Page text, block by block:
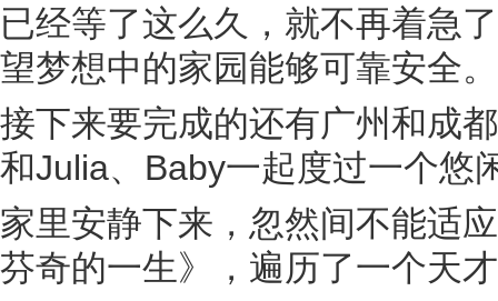
已经等了这么久，就不再着急
望梦想中的家园能够可靠安全。
接下来要完成的还有广州和成
和Julia、Baby一起度过一个悠
家里安静下来，忽然间不能适
芬奇的一生》，遍历了一个天